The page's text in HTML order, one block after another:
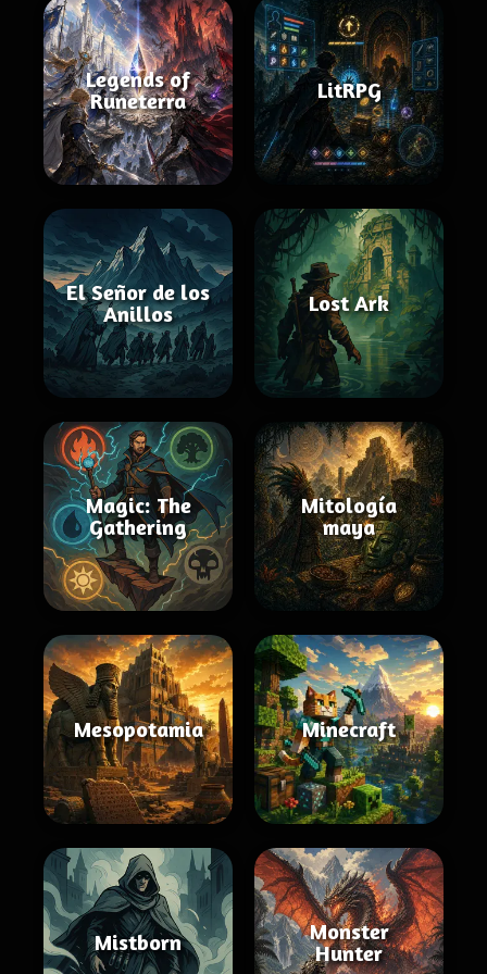
Legends of
Runeterra
LitRPG
El Señor de los
Anillos
Lost Ark
Magic: The
Gathering
Mitología
maya
Mesopotamia Minecraft
Mistborn
Monster
Hunter